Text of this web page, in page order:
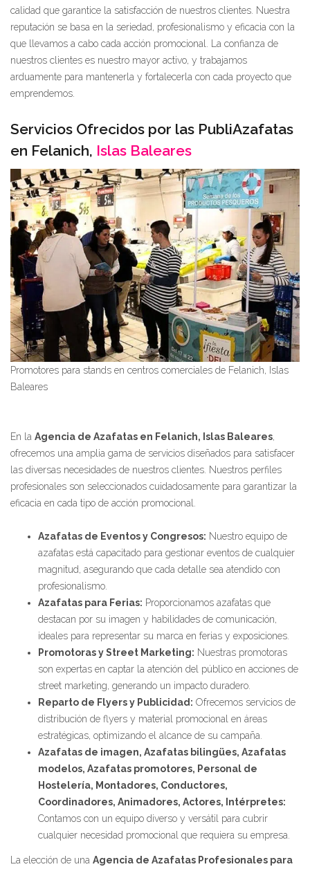
calidad que garantice la satisfacción de nuestros clientes. Nuestra
reputación se basa en la seriedad, profesionalismo y eficacia con la
que llevamos a cabo cada acción promocional. La confianza de
nuestros clientes es nuestro mayor activo, y trabajamos
arduamente para mantenerla y fortalecerla con cada proyecto que
emprendemos.
Servicios Ofrecidos por las PubliAzafatas
en Felanich, Islas Baleares
Promotores para stands en centros comerciales de Felanich, Islas
Baleares
En la Agencia de Azafatas en Felanich, Islas Baleares,
ofrecemos una amplia gama de servicios diseñados para satisfacer
las diversas necesidades de nuestros clientes. Nuestros perfiles
profesionales son seleccionados cuidadosamente para garantizar la
eficacia en cada tipo de acción promocional.
Azafatas de Eventos y Congresos: Nuestro equipo de
azafatas está capacitado para gestionar eventos de cualquier
magnitud, asegurando que cada detalle sea atendido con
profesionalismo.
Azafatas para Ferias: Proporcionamos azafatas que
destacan por su imagen y habilidades de comunicación,
ideales para representar su marca en ferias y exposiciones.
Promotoras y Street Marketing: Nuestras promotoras
son expertas en captar la atención del público en acciones de
street marketing, generando un impacto duradero.
Reparto de Flyers y Publicidad: Ofrecemos servicios de
distribución de flyers y material promocional en áreas
estratégicas, optimizando el alcance de su campaña.
Azafatas de imagen, Azafatas bilingües, Azafatas
modelos, Azafatas promotores, Personal de
Hostelería, Montadores, Conductores,
Coordinadores, Animadores, Actores, Intérpretes:
Contamos con un equipo diverso y versátil para cubrir
cualquier necesidad promocional que requiera su empresa.
La elección de una Agencia de Azafatas Profesionales para